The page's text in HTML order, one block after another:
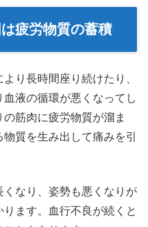
疲労物質の蓄積
り長時間座り続けたり、
液の循環が悪くなってし
筋肉に疲労物質が溜ま
質を生み出して痛みを引
なり、姿勢も悪くなりが
ます。血行不良が続くと